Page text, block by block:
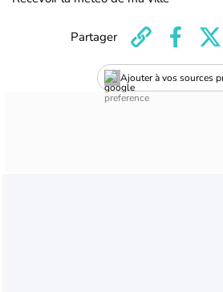
Ajouter à vos sources
Partager